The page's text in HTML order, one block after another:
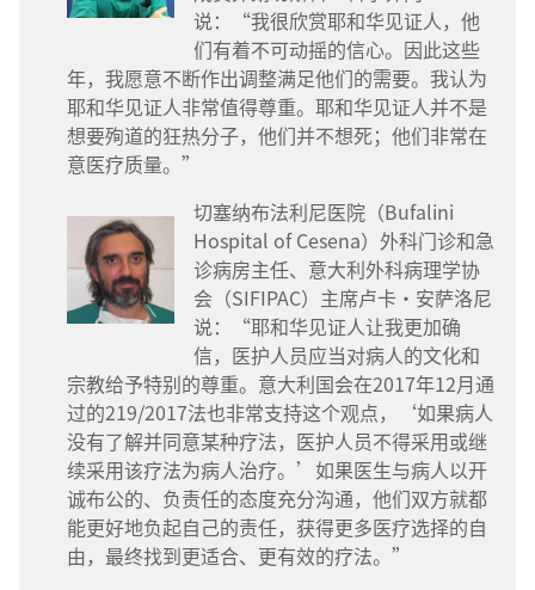
说：“我很欣赏耶和华见证人，他
们有着不可动摇的信心。因此这些
年，我愿意不断作出调整满足他们的需要。我认为
耶和华见证人非常值得尊重。耶和华见证人并不是
想要殉道的狂热分子，他们并不想死；他们非常在
意医疗质量。”
切塞纳布法利尼医院（Bufalini
Hospital of Cesena）外科门诊和急
诊病房主任、意大利外科病理学协
会（SIFIPAC）主席卢卡·安萨洛尼
说：“耶和华见证人让我更加确
信，医护人员应当对病人的文化和
宗教给予特别的尊重。意大利国会在2017年12月通
过的219/2017法也非常支持这个观点，‘如果病人
没有了解并同意某种疗法，医护人员不得采用或继
续采用该疗法为病人治疗。’如果医生与病人以开
诚布公的、负责任的态度充分沟通，他们双方就都
能更好地负起自己的责任，获得更多医疗选择的自
由，最终找到更适合、更有效的疗法。”